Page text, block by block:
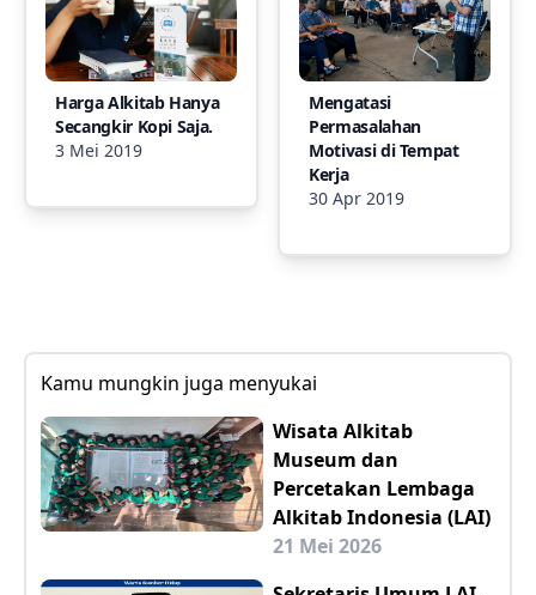
Harga Alkitab Hanya
Secangkir Kopi Saja.
3 Mei 2019
Mengatasi
Permasalahan
Motivasi di Tempat
Kerja
30 Apr 2019
Kamu mungkin juga menyukai
Wisata Alkitab
Museum dan
Percetakan Lembaga
Alkitab Indonesia (LAI)
21 Mei 2026